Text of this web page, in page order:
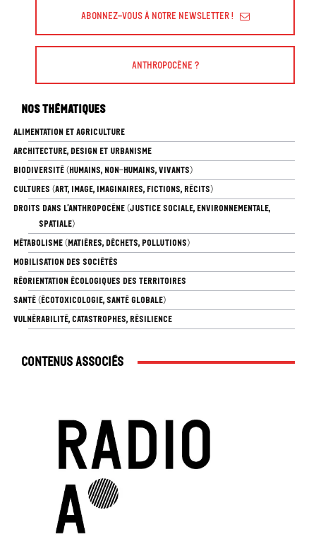
Abonnez-vous à Notre Newsletter !
Anthropocène ?
Nos thématiques
ALIMENTATION ET AGRICULTURE
ARCHITECTURE, DESIGN ET URBANISME
BIODIVERSITÉ (HUMAINS, NON-HUMAINS, VIVANTS)
CULTURES (ART, IMAGE, IMAGINAIRES, FICTIONS, RÉCITS)
DROITS DANS L’ANTHROPOCÈNE (JUSTICE SOCIALE, ENVIRONNEMENTALE,
SPATIALE)
MÉTABOLISME (MATIÈRES, DÉCHETS, POLLUTIONS)
MOBILISATION DES SOCIÉTÉS
RÉORIENTATION ÉCOLOGIQUES DES TERRITOIRES
SANTÉ (ÉCOTOXICOLOGIE, SANTÉ GLOBALE)
VULNÉRABILITÉ, CATASTROPHES, RÉSILIENCE
Contenus associés